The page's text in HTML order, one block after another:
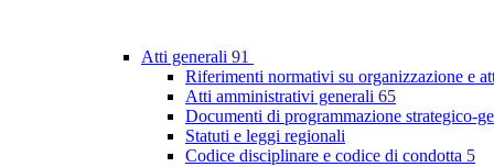
Atti generali 91
Riferimenti normativi su organizzazione e
Atti amministrativi generali 65
Documenti di programmazione strategico-
Statuti e leggi regionali
Codice disciplinare e codice di condotta 5